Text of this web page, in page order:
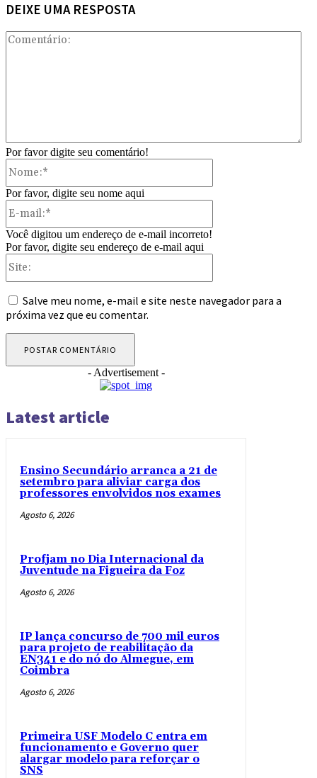
DEIXE UMA RESPOSTA
Por favor digite seu comentário!
Por favor, digite seu nome aqui
Você digitou um endereço de e-mail incorreto!
Por favor, digite seu endereço de e-mail aqui
Salve meu nome, e-mail e site neste navegador para a
próxima vez que eu comentar.
- Advertisement -
Latest article
Ensino Secundário arranca a 21 de
setembro para aliviar carga dos
professores envolvidos nos exames
Agosto 6, 2026
Profjam no Dia Internacional da
Juventude na Figueira da Foz
Agosto 6, 2026
IP lança concurso de 700 mil euros
para projeto de reabilitação da
EN341 e do nó do Almegue, em
Coimbra
Agosto 6, 2026
Primeira USF Modelo C entra em
funcionamento e Governo quer
alargar modelo para reforçar o
SNS